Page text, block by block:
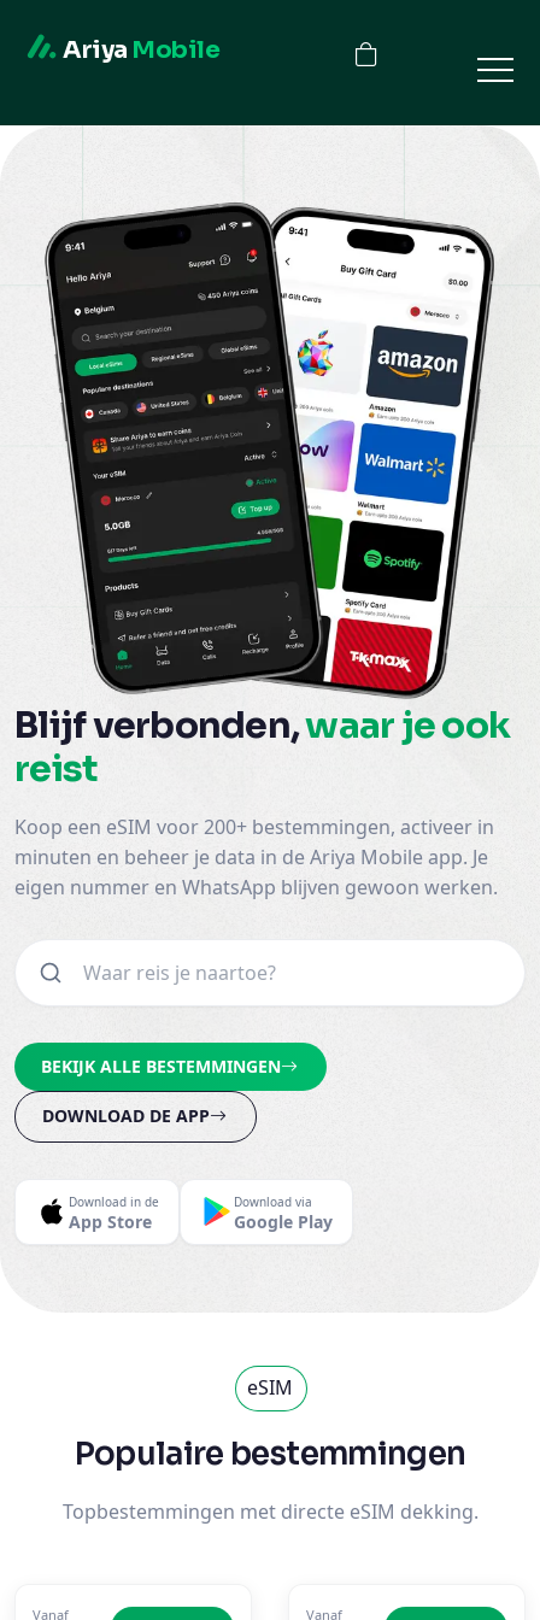
Ariya Mobile
Blijf verbonden,waar je ook
reist
Koop een eSIM voor 200+ bestemmingen, activeer in
minuten en beheer je data in de Ariya Mobile app. Je
eigen nummer en WhatsApp blijven gewoon werken.
BEKIJK ALLE BESTEMMINGEN
DOWNLOAD DE APP
Download in de
App Store
Download via
Google Play
eSIM
Populaire bestemmingen
Topbestemmingen met directe eSIM dekking.
Vanaf Vanaf